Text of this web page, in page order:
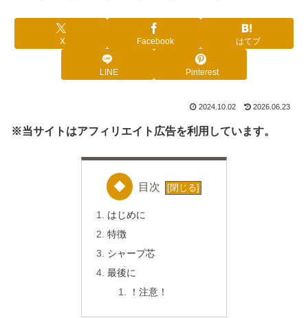
X Facebook はてブ
LINE Pinterest
2024.10.02 2026.06.23
※当サイトはアフィリエイト広告を利用しています。
目次
はじめに
特徴
シャープ芯
最後に
！注意！